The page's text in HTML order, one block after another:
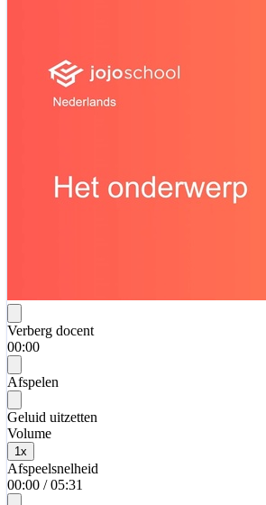
Verberg docent
00:00
Afspelen
Geluid uitzetten
Volume
1 x
Afspeelsnelheid
00:00 / 05:31